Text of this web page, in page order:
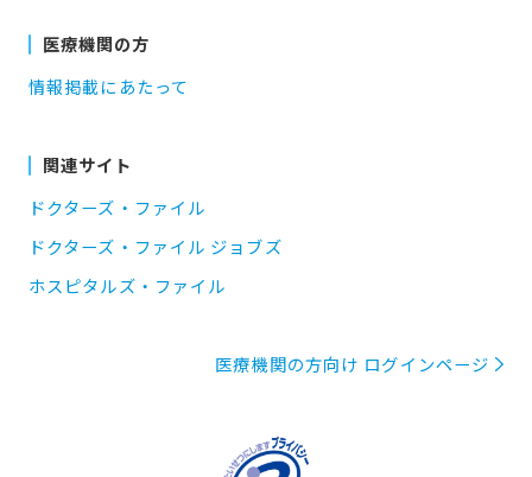
医療機関の方
情報掲載にあたって
関連サイト
ドクターズ・ファイル
ドクターズ・ファイル ジョブズ
ホスピタルズ・ファイル
医療機関の方向け ログインページ